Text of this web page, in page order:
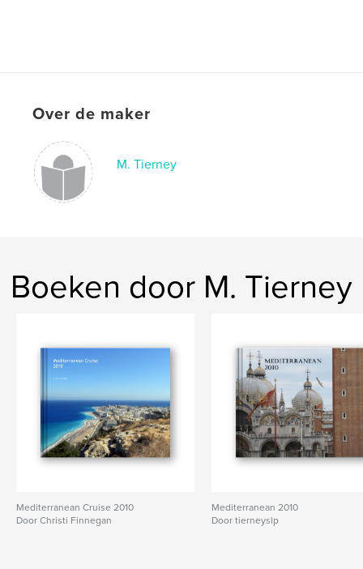
Over de maker
M. Tierney
Boeken door M. Tierney
Mediterranean Cruise 2010
Door Christi Finnegan
Mediterranean 2010
Door tierneyslp